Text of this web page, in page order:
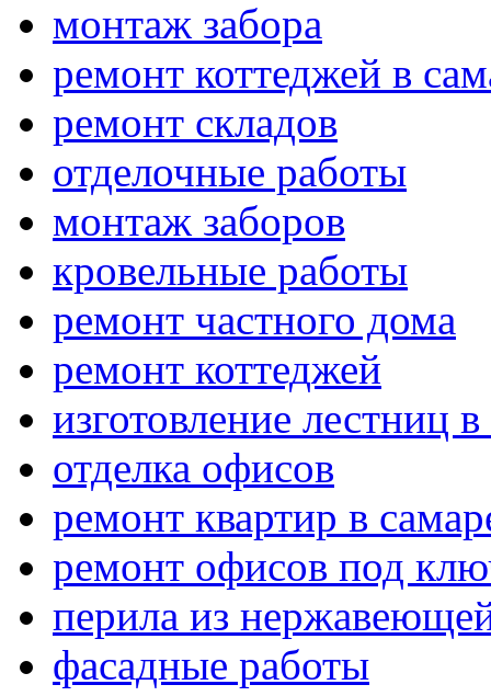
монтаж забора
ремонт коттеджей в
ремонт складов
отделочные работы
монтаж заборов
кровельные работы
ремонт частного дома
ремонт коттеджей
изготовление лестниц
отделка офисов
ремонт квартир в
ремонт офисов под
перила из
фасадные работы